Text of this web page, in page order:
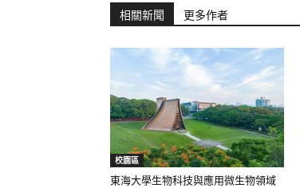
相關新聞 更多作者
校園區
東海大學生物科技與應用微生物領域